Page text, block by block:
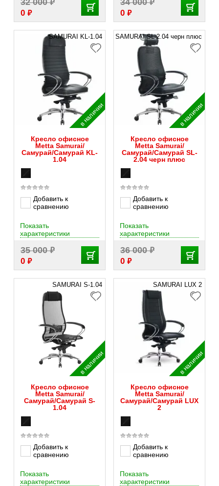
0 ₽ 0 ₽
SAMURAI KL-1.04
в наличии
Кресло офисное
Metta Samurai/
Самурай/Самурай KL-
1.04
Добавить к
сравнению
35 000₽
0 ₽
Показать
характеристики
SAMURAI SL-2.04 черн плюс
в наличии
Кресло офисное
Metta Samurai/
Самурай/Самурай SL-
2.04 черн плюс
Добавить к
сравнению
36 000₽
0 ₽
Показать
характеристики
SAMURAI S-1.04
в наличии
Кресло офисное
Metta Samurai/
Самурай/Самурай S-
1.04
Добавить к
сравнению
Показать
характеристики
SAMURAI LUX 2
в наличии
Кресло офисное
Metta Samurai/
Самурай/Самурай LUX
2
Добавить к
сравнению
Показать
характеристики